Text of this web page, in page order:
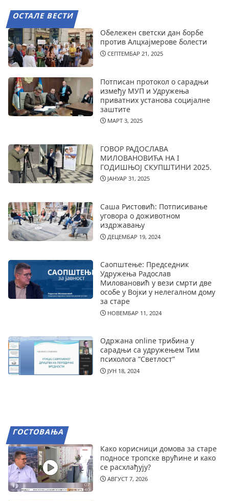
ОСТАЛЕ ВЕСТИ
Обележен светски дан борбе
против Алцхајмерове болести
СЕПТЕМБАР 21, 2025
Потписан протокол о сарадњи
између МУП и Удружења
приватних установа социјалне
заштите
МАРТ 3, 2025
ГОВОР РАДОСЛАВА
МИЛОВАНОВИЋА НА I
ГОДИШЊОЈ СКУПШТИНИ 2025.
ЈАНУАР 31, 2025
Саша Ристовић: Потписивање
уговора о доживотном
издржавању
ДЕЦЕМБАР 19, 2024
Саопштење: Председник
Удружења Радослав
Миловановић у вези смрти две
особе у Војки у нелегалном дому
за старе
НОВЕМБАР 11, 2024
Одржана online трибина у
сарадњи са удружењем Тим
психолога ”Светлост”
ЈУН 18, 2024
ГОСТОВАЊА
Како корисници домова за старе
подносе тропске врућине и како
се расхлађују?
АВГУСТ 7, 2026